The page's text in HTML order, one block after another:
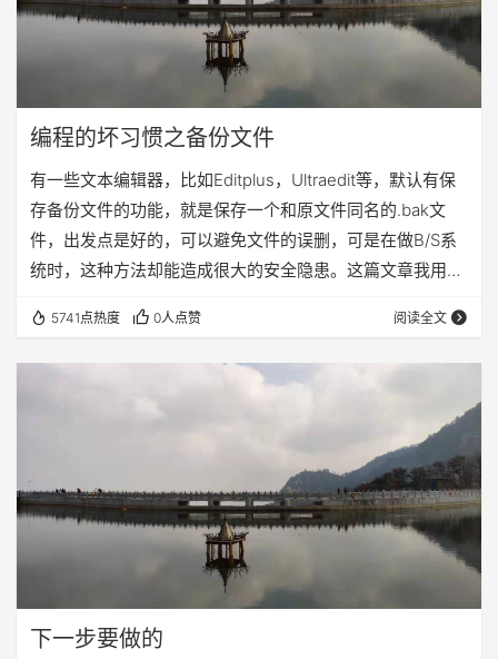
编程的坏习惯之备份文件
有一些文本编辑器，比如Editplus，Ultraedit等，默认有保
存备份文件的功能，就是保存一个和原文件同名的.bak文
件，出发点是好的，可以避免文件的误删，可是在做B/S系
统时，这种方法却能造成很大的安全隐患。这篇文章我用一
这里我要假设Editplus的自动备份功能并没有取消，而是自
动生成了.bak文件，而我们没有意识到这种文件的危害，把
这个文件一起拷贝到了我们的项目文件夹下（这种情况经常
发生），假如说这个文件叫做insertuser.jsp，那么备份文…
5741点热度 0人点赞 阅读全文
下一步要做的